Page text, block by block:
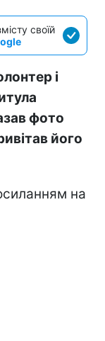
своїй
і
фото
його
на